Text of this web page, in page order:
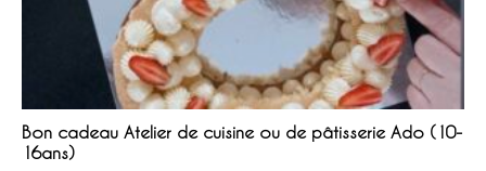
Bon cadeau Atelier de cuisine ou de pâtisserie Ado (10-
16ans)